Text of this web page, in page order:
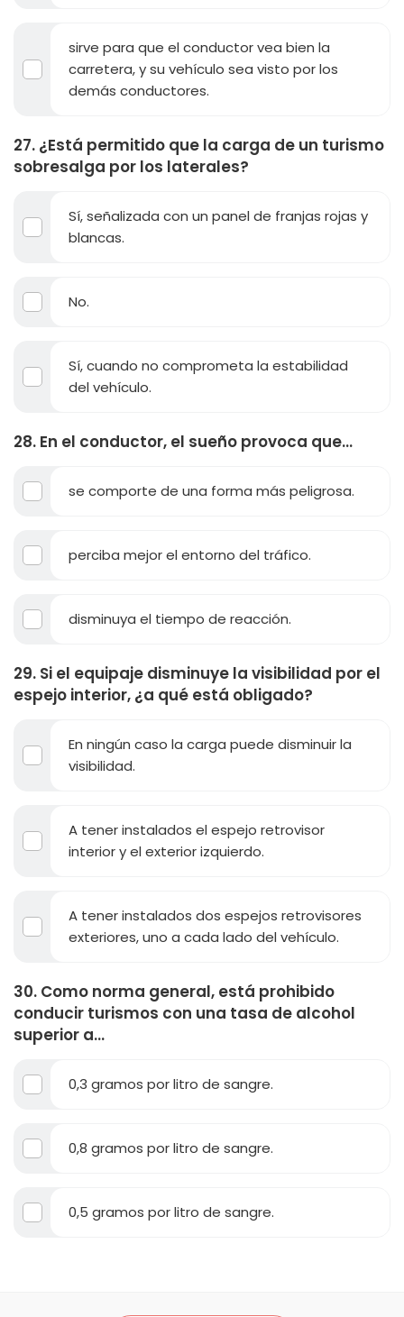
sirve para que el conductor vea bien la
carretera, y su vehículo sea visto por los
demás conductores.
27. ¿Está permitido que la carga de un turismo
sobresalga por los laterales?
Sí, señalizada con un panel de franjas rojas y
blancas.
No.
Sí, cuando no comprometa la estabilidad
del vehículo.
28. En el conductor, el sueño provoca que...
se comporte de una forma más peligrosa.
perciba mejor el entorno del tráfico.
disminuya el tiempo de reacción.
29. Si el equipaje disminuye la visibilidad por el
espejo interior, ¿a qué está obligado?
En ningún caso la carga puede disminuir la
visibilidad.
A tener instalados el espejo retrovisor
interior y el exterior izquierdo.
A tener instalados dos espejos retrovisores
exteriores, uno a cada lado del vehículo.
30. Como norma general, está prohibido
conducir turismos con una tasa de alcohol
superior a...
0,3 gramos por litro de sangre.
0,8 gramos por litro de sangre.
0,5 gramos por litro de sangre.